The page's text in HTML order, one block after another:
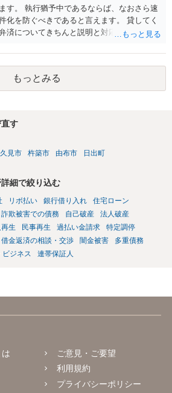
す。 執行猶予中であるならば、なおさら速
化を防ぐべきであると言えます。 貸してく
済についてきちんと説明と対応を行ってい
もっとみる
す
見市 杵築市 由布市 日出町
細で絞り込む
リボ払い 銀行借り入れ
住宅ローン
詐欺被害での債務 自己破産
法人破産
生 民事再生 過払い金請求
特定調停
借金返済の相談・交渉 闇金被害
多重債務
ビジネス 連帯保証人
ご意見・ご要望
利用規約
プライバシーポリシー